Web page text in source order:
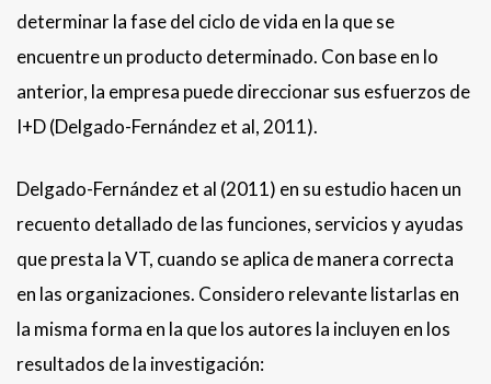
determinar la fase del ciclo de vida en la que se
encuentre un producto determinado. Con base en lo
anterior, la empresa puede direccionar sus esfuerzos de
I+D (Delgado-Fernández et al, 2011).
Delgado-Fernández et al (2011) en su estudio hacen un
recuento detallado de las funciones, servicios y ayudas
que presta la VT, cuando se aplica de manera correcta
en las organizaciones. Considero relevante listarlas en
la misma forma en la que los autores la incluyen en los
resultados de la investigación: